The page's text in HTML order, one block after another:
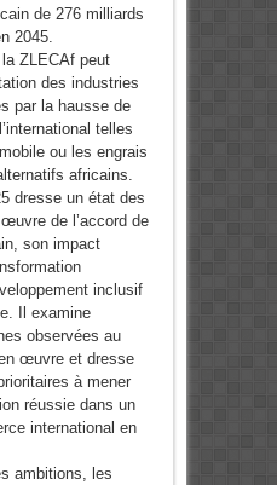
de 276 milliards
2045.
ZLECAf peut
des industries
par la hausse de
telles
ou les engrais
africains.
dresse un état des
de l’accord de
son impact
inclusif
Il examine
observées au
œuvre et dresse
à mener
réussie dans un
international en
ambitions, les